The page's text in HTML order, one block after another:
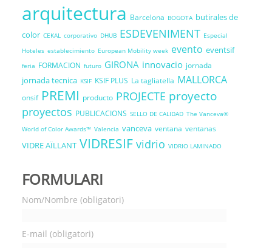
arquitectura Barcelona BOGOTA butirales de
color CEKAL corporativo DHUB ESDEVENIMENT Especial
Hoteles establecimiento European Mobility week evento eventsif
feria FORMACION futuro GIRONA innovacio jornada
jornada tecnica KSIF KSIF PLUS La tagliatella MALLORCA
onsif PREMI producto PROJECTE proyecto
proyectos PUBLICACIONS SELLO DE CALIDAD The Vanceva®
World of Color Awards™ Valencia vanceva ventana ventanas
VIDRE AÏLLANT VIDRESIF vidrio VIDRIO LAMINADO
FORMULARI
Nom/Nombre (obligatori)
E-mail (obligatori)